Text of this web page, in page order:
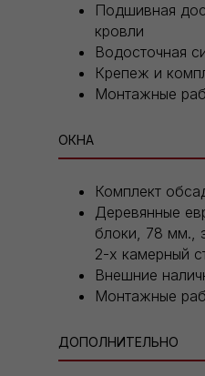
Подшивная
кровли
Водосточная
Крепеж и
Монтажные
ОКНА
Комплект
Деревянные
блоки, 78 мм.,
2-х камерный
Внешние
Монтажные
ДОПОЛНИТЕЛЬНО